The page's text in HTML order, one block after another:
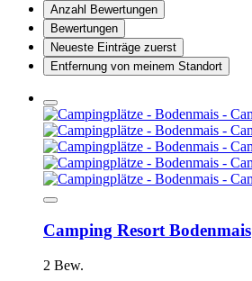
Anzahl Bewertungen
Bewertungen
Neueste Einträge zuerst
Entfernung von meinem Standort
Camping Resort Bodenmais
2 Bew.